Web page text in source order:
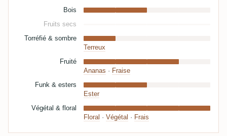
Bois
Fruits secs
Torréfié & sombre
Terreux
Fruité
Ananas · Fraise
Funk & esters
Ester
Végétal & floral
Floral · Végétal · Frais